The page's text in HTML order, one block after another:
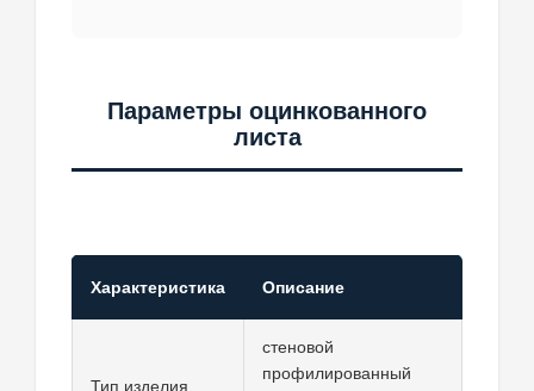
Параметры оцинкованного
листа
Характеристика Описание
Тип изделия
стеновой
профилированный